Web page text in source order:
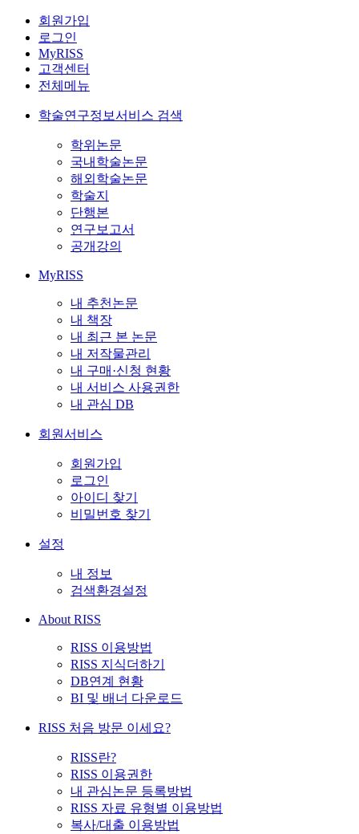
회원가입
로그인
MyRISS
고객센터
전체메뉴
학술연구정보서비스 검색
학위논문
국내학술논문
해외학술논문
학술지
단행본
연구보고서
공개강의
MyRISS
내 추천논문
내 책장
내 최근 본 논문
내 저작물관리
내 구매·신청 현황
내 서비스 사용권한
내 관심 DB
회원서비스
회원가입
로그인
아이디 찾기
비밀번호 찾기
설정
내 정보
검색환경설정
About RISS
RISS 이용방법
RISS 지식더하기
DB연계 현황
BI 및 배너 다운로드
RISS 처음 방문 이세요?
RISS란?
RISS 이용권한
내 관심논문 등록방법
RISS 자료 유형별 이용방법
복사/대출 이용방법